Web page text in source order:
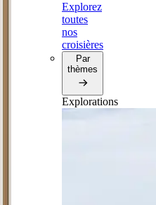
Explorez
toutes
nos
croisières
Par
thèmes
Explorations